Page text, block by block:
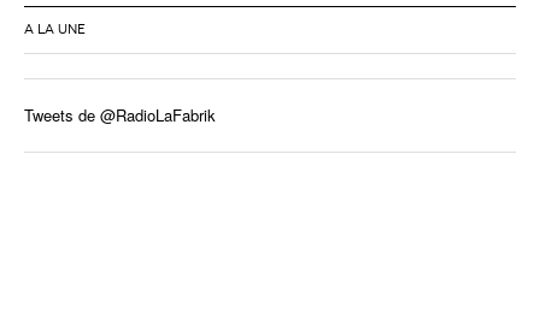
A LA UNE
Tweets de @RadioLaFabrik